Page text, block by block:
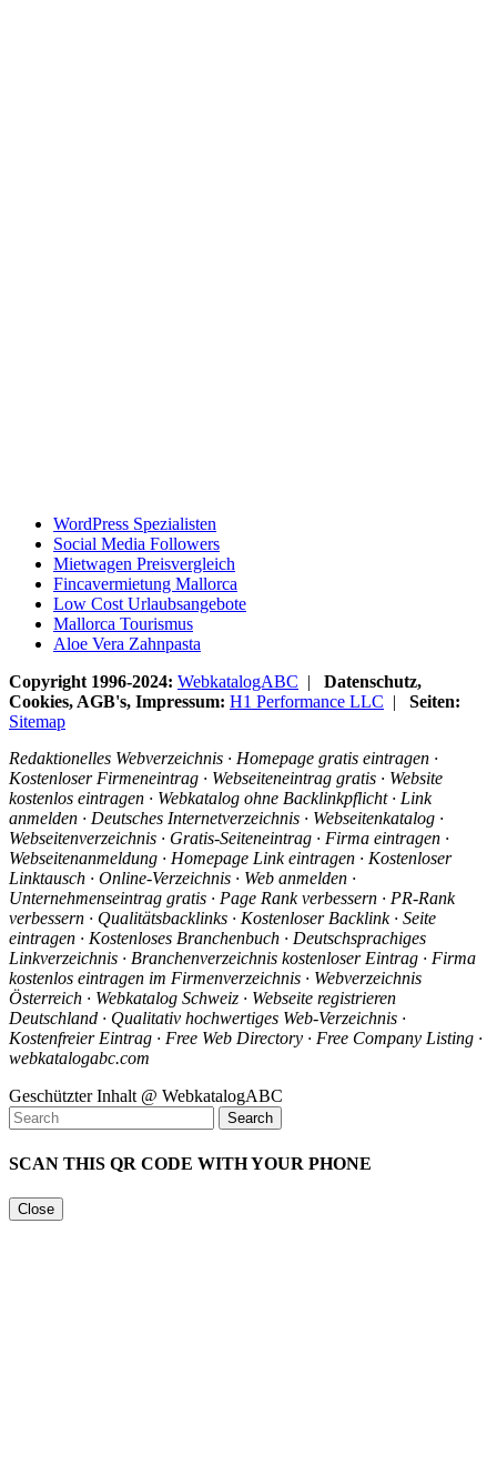
WordPress Spezialisten
Social Media Followers
Mietwagen Preisvergleich
Fincavermietung Mallorca
Low Cost Urlaubsangebote
Mallorca Tourismus
Aloe Vera Zahnpasta
Copyright 1996-2024: WebkatalogABC | Datenschutz,
Cookies, AGB's, Impressum: H1 Performance LLC | Seiten:
Sitemap
Redaktionelles Webverzeichnis · Homepage gratis eintragen ·
Kostenloser Firmeneintrag · Webseiteneintrag gratis · Website
kostenlos eintragen · Webkatalog ohne Backlinkpflicht · Link
anmelden · Deutsches Internetverzeichnis · Webseitenkatalog ·
Webseitenverzeichnis · Gratis-Seiteneintrag · Firma eintragen ·
Webseitenanmeldung · Homepage Link eintragen · Kostenloser
Linktausch · Online-Verzeichnis · Web anmelden ·
Unternehmenseintrag gratis · Page Rank verbessern · PR-Rank
verbessern · Qualitätsbacklinks · Kostenloser Backlink · Seite
eintragen · Kostenloses Branchenbuch · Deutschsprachiges
Linkverzeichnis · Branchenverzeichnis kostenloser Eintrag · Firma
kostenlos eintragen im Firmenverzeichnis · Webverzeichnis
Österreich · Webkatalog Schweiz · Webseite registrieren
Deutschland · Qualitativ hochwertiges Web-Verzeichnis ·
Kostenfreier Eintrag · Free Web Directory · Free Company Listing ·
webkatalogabc.com
Geschützter Inhalt @ WebkatalogABC
SCAN THIS QR CODE WITH YOUR PHONE
Close